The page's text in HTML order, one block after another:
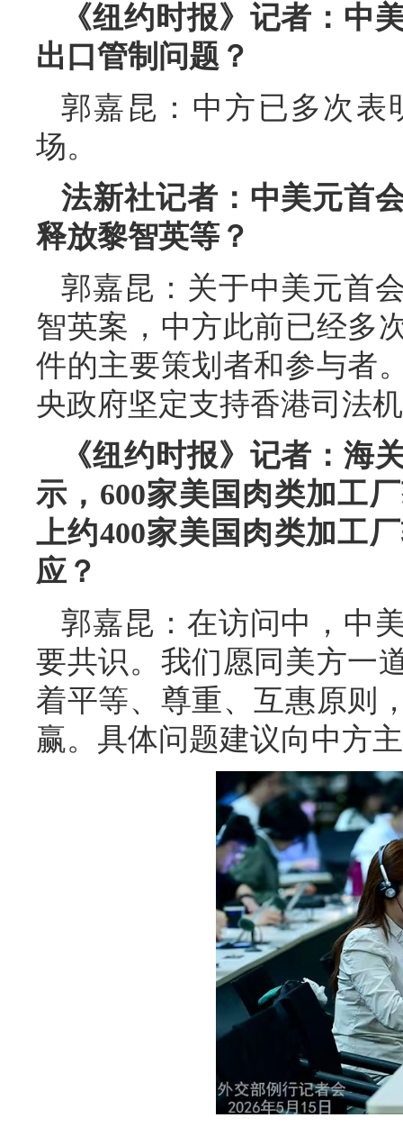
《纽约时报》记者：中
出口管制问题？
郭嘉昆：中方已多次表
场。
法新社记者：中美元首
释放黎智英等？
郭嘉昆：关于中美元首
智英案，中方此前已经多
件的主要策划者和参与者
央政府坚定支持香港司法
《纽约时报》记者：海
示，600家美国肉类加工
上约400家美国肉类加工
应？
郭嘉昆：在访问中，中
要共识。我们愿同美方一
着平等、尊重、互惠原则
赢。具体问题建议向中方